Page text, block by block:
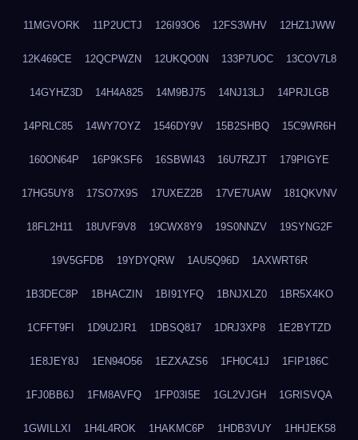
11MGVORK 11P2UCTJ 126I93O6 12FS3WHV 12HZ1JWW
12K469CE 12QCPWZN 12UKQO0N 133P7UOC 13COV7L8
14GYHZ3D 14H4A825 14M9BJ75 14NJ13LJ 14PRJLGB
14PRLC85 14WY7OYZ 1546DY9V 15B2SHBQ 15C9WR6H
160ON64P 16P9KSF6 16SBWI43 16U7RZJT 179PIGYE
17HG5UY8 17SO7X9S 17UXEZ2B 17VE7UAW 181QKVNV
18FL2H11 18UVF9V8 19CWX8Y9 19S0NNZV 19SYNG2F
19V5GFDB 19YDYQRW 1AU5Q96D 1AXWRT6R
1B3DEC8P 1BHACZIN 1BI91YFQ 1BNJXLZ0 1BR5X4KO
1CFFT9FI 1D9U2JR1 1DBSQ817 1DRJ3XP8 1E2BYTZD
1E8JEY8J 1EN94O56 1EZXAZS6 1FH0C41J 1FIP186C
1FJ0BB6J 1FM8AVFQ 1FP03I5E 1GL2VJGH 1GRISVQA
1GWILLXI 1H4L4ROK 1HAKMC6P 1HDB3VUY 1HHJEK58